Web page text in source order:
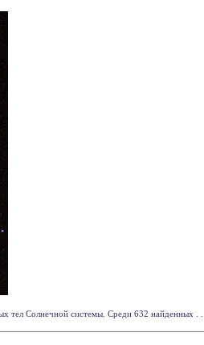
тел Солнечной системы. Среди 632 найденных . . .